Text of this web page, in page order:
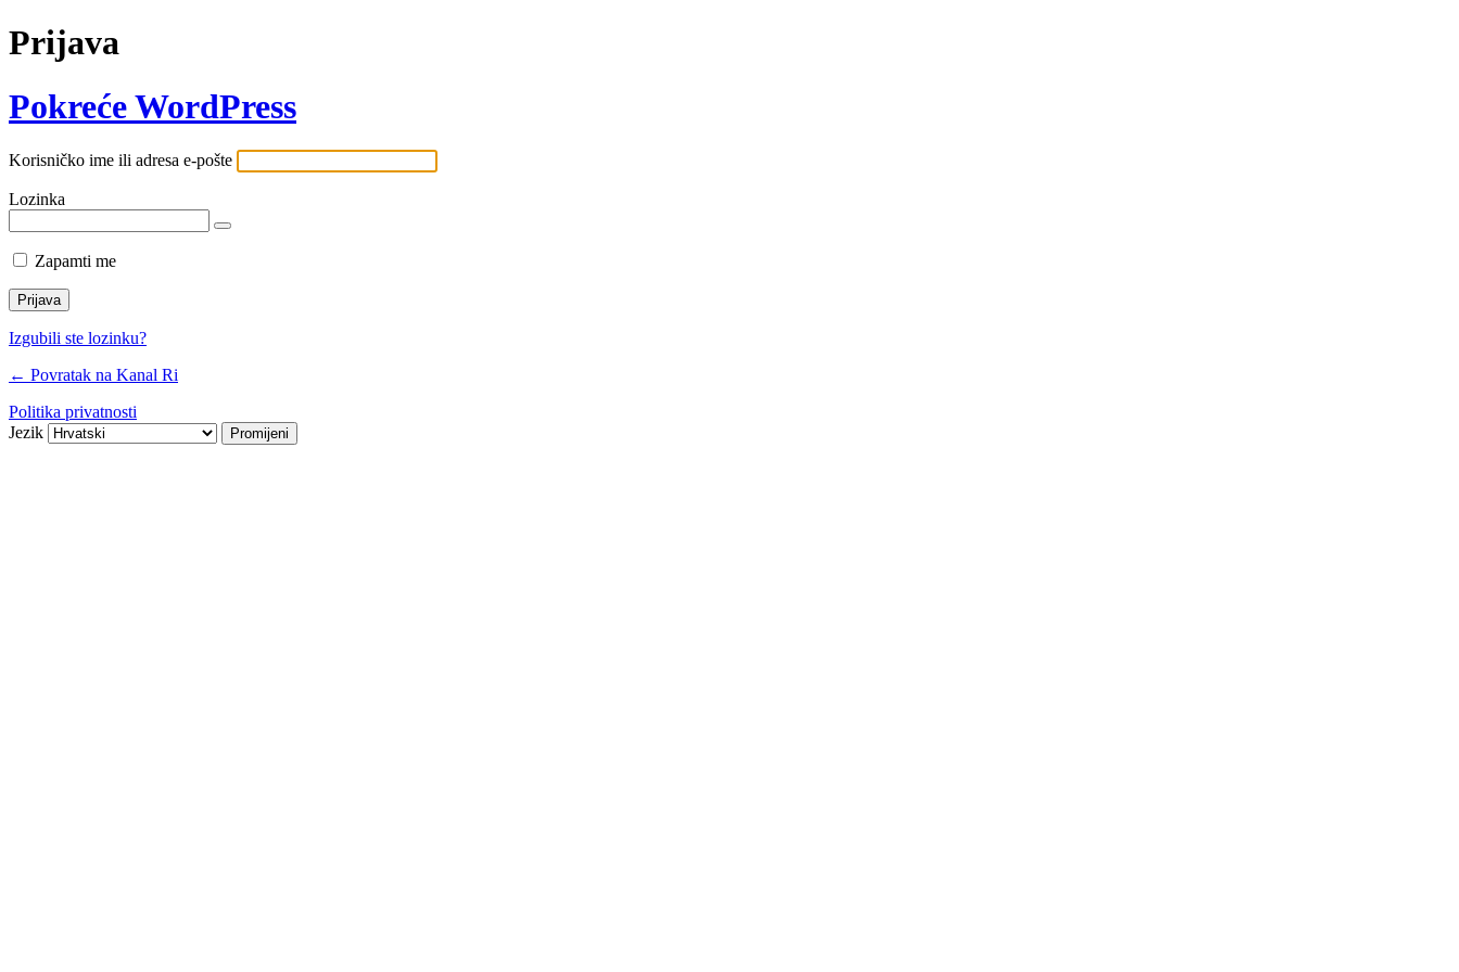
Prijava
Pokreće WordPress
Korisničko ime ili adresa e-pošte
Lozinka
Zapamti me
Izgubili ste lozinku?
← Povratak na Kanal Ri
Politika privatnosti
Jezik